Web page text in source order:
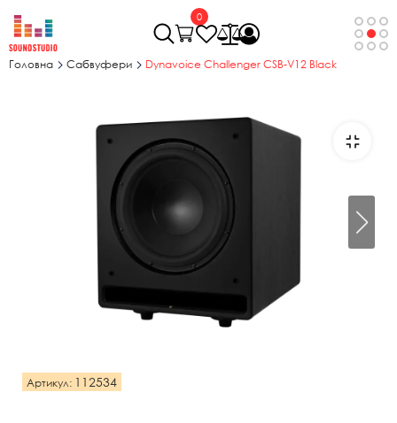
0
Головна Сабвуфери Dynavoice Challenger CSB-V12 Black
Артикул: 112534